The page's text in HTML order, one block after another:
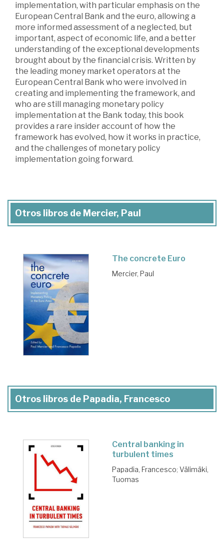
implementation, with particular emphasis on the
European Central Bank and the euro, allowing a
more informed assessment of a neglected, but
important, aspect of economic life, and a better
understanding of the exceptional developments
brought about by the financial crisis. Written by
the leading money market operators at the
European Central Bank who were involved in
creating and implementing the framework, and
who are still managing monetary policy
implementation at the Bank today, this book
provides a rare insider account of how the
framework has evolved, how it works in practice,
and the challenges of monetary policy
implementation going forward.
Otros libros de Mercier, Paul
The concrete Euro
Mercier, Paul
Otros libros de Papadia, Francesco
Central banking in
turbulent times
Papadia, Francesco; Välimäki,
Tuomas